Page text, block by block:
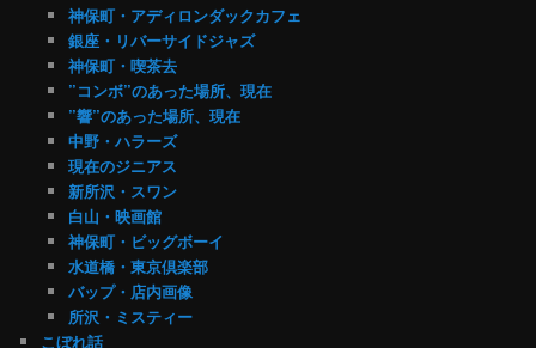
神保町・アディロンダックカフェ
銀座・リバーサイドジャズ
神保町・喫茶去
”コンボ”のあった場所、現在
”響”のあった場所、現在
中野・ハラーズ
現在のジニアス
新所沢・スワン
白山・映画館
神保町・ビッグボーイ
水道橋・東京倶楽部
バップ・店内画像
所沢・ミスティー
こぼれ話